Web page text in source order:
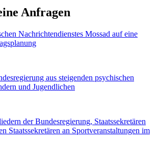
Anfragen
Nachrichtendienstes Mossad auf eine
aus steigenden psychischen
und Jugendlichen
der Bundesregierung, Staatssekretären
Staatssekretären an Sportveranstaltungen im